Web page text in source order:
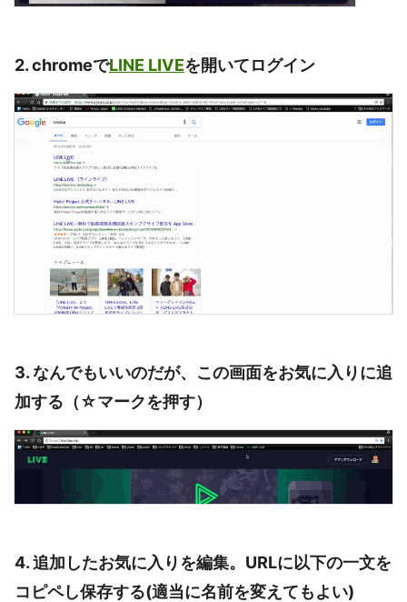
2. chromeでLINE LIVEを開いてログイン
3. なんでもいいのだが、この画面をお気に入りに追
加する（☆マークを押す）
4. 追加したお気に入りを編集。URLに以下の一文を
コピペし保存する(適当に名前を変えてもよい)